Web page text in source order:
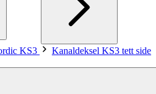
KS3
Kanaldeksel KS3 tett side